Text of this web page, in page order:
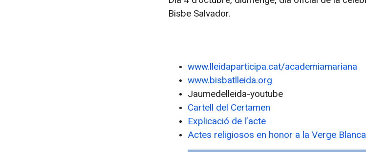
Bisbe Salvador.
www.lleidaparticipa.cat/academiamariana
www.bisbatlleida.org
Jaumedelleida-youtube
Cartell del Certamen
Explicació de l’acte
Actes religiosos en honor a la Verge